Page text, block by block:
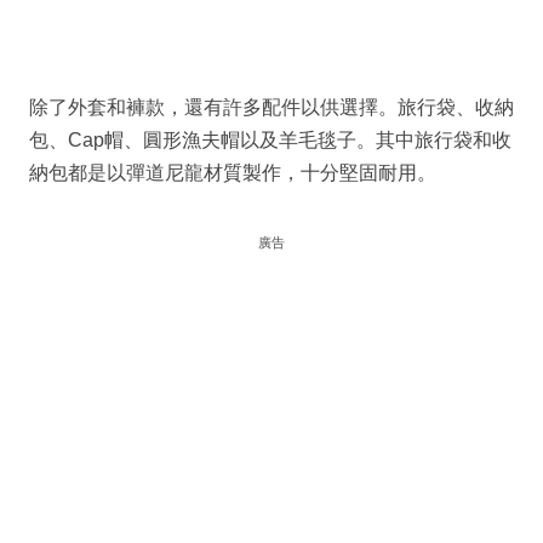
除了外套和褲款，還有許多配件以供選擇。旅行袋、收納
包、Cap帽、圓形漁夫帽以及羊毛毯子。其中旅行袋和收
納包都是以彈道尼龍材質製作，十分堅固耐用。
廣告